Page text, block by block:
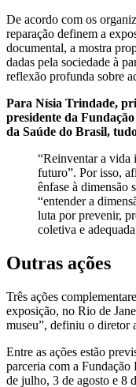
De acordo com os
reparação definem a
documental, a mostra
dadas pela sociedade à
reflexão profunda sobre
Para Nísia Trindade,
presidente da
da Saúde do Brasil,
“Reinventar a vida
futuro”. Por isso,
ênfase à dimensão
“entender a
luta por prevenir,
coletiva e
Outras ações
Três ações
exposição, no Rio de
museu”, definiu o diretor
Entre as ações estão
parceria com a
de julho, 3 de agosto e 8